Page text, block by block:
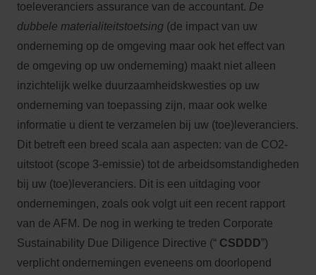
toeleveranciers assurance van de accountant. De
dubbele materialiteitstoetsing (de impact van uw
onderneming op de omgeving maar ook het effect van
de omgeving op uw onderneming) maakt niet alleen
inzichtelijk welke duurzaamheidskwesties op uw
onderneming van toepassing zijn, maar ook welke
informatie u dient te verzamelen bij uw (toe)leveranciers.
Dit betreft een breed scala aan aspecten: van de CO2-
uitstoot (scope 3-emissie) tot de arbeidsomstandigheden
bij uw (toe)leveranciers. Dit is een uitdaging voor
ondernemingen, zoals ook volgt uit een recent rapport
van de AFM. De nog in werking te treden Corporate
Sustainability Due Diligence Directive (“ CSDDD”)
verplicht ondernemingen eveneens om doorlopend